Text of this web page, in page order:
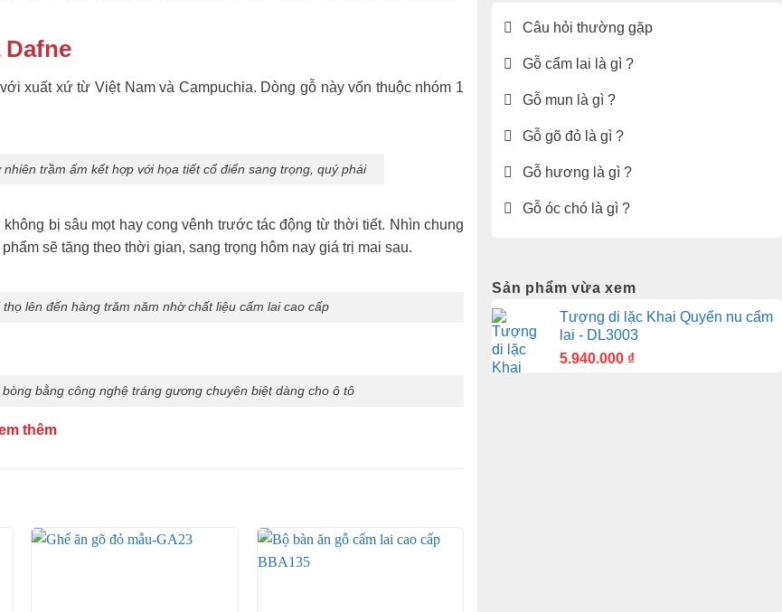
Câu hỏi thường gặp
Gỗ cẩm lai là gì ?
Gỗ mun là gì ?
Gỗ gõ đỏ là gì ?
Gỗ hương là gì ?
Gỗ óc chó là gì ?
Sản phẩm vừa xem
Tượng di lặc Khai Quyển nu cẩm
lai - DL3003
5.940.000 ₫
xuất xứ từ Việt Nam và Campuchia. Dòng gỗ này vốn thuộc nhóm 1
trầm ấm kết hợp với họa tiết cổ điển sang trọng, quý phái
bị sâu mọt hay cong vênh trước tác động từ thời tiết. Nhìn chung
sẽ tăng theo thời gian, sang trọng hôm nay giá trị mai sau.
lên đến hàng trăm năm nhờ chất liệu cẩm lai cao cấp
bằng công nghệ tráng gương chuyên biệt dàng cho ô tô
phong cách cổ điển, cực thu hút
được chạm khắc tỉ mỉ
thêm